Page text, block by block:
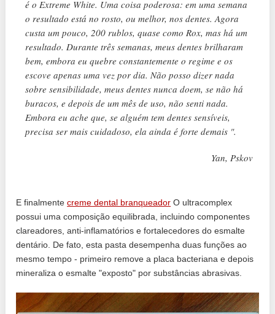
é o Extreme White. Uma coisa poderosa: em uma semana
o resultado está no rosto, ou melhor, nos dentes. Agora
custa um pouco, 200 rublos, quase como Rox, mas há um
resultado. Durante três semanas, meus dentes brilharam
bem, embora eu quebre constantemente o regime e os
escove apenas uma vez por dia. Não posso dizer nada
sobre sensibilidade, meus dentes nunca doem, se não há
buracos, e depois de um mês de uso, não senti nada.
Embora eu ache que, se alguém tem dentes sensíveis,
precisa ser mais cuidadoso, ela ainda é forte demais ".
Yan, Pskov
E finalmentecreme dental branqueador O ultracomplex
possui uma composição equilibrada, incluindo componentes
clareadores, anti-inflamatórios e fortalecedores do esmalte
dentário. De fato, esta pasta desempenha duas funções ao
mesmo tempo - primeiro remove a placa bacteriana e depois
mineraliza o esmalte "exposto" por substâncias abrasivas.